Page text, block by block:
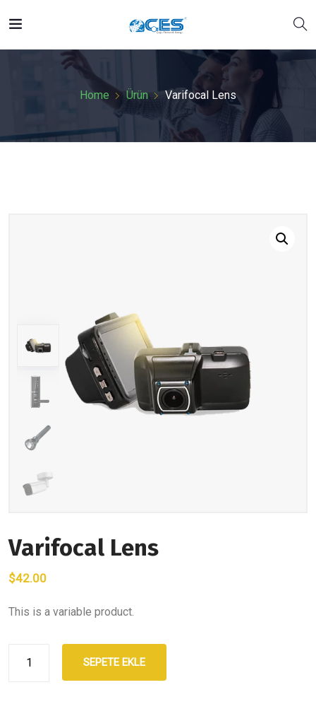
Home Ürün Varifocal Lens
Varifocal Lens
$42.00
This is a variable product.
SEPETE EKLE